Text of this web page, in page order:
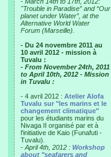
"Trouble in Paradise” and “Our
planet under Water”, at the
Alternative World Water
Forum (Marseille).
- Du 24 novembre 2011 au
10 avril 2012 - mission à
Tuvalu :
- From November 24th, 2011
to April 10th, 2012 - Mission
in Tuvalu :
- 4 avril 2012 : Atelier Alofa
Tuvalu sur "les marins et le
changement climatique"
pour les étudiants marins du
Nivaga II organisé par et à
l'initiative de Kaio (Funafuti -
Tuvalu).
- April 4th, 2012 : Workshop
about "seafarers and